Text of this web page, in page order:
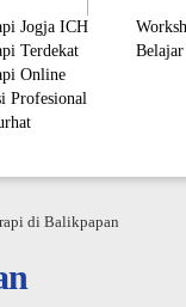
Jogja ICH
Terdekat
Online
Profesional
di Balikpapan